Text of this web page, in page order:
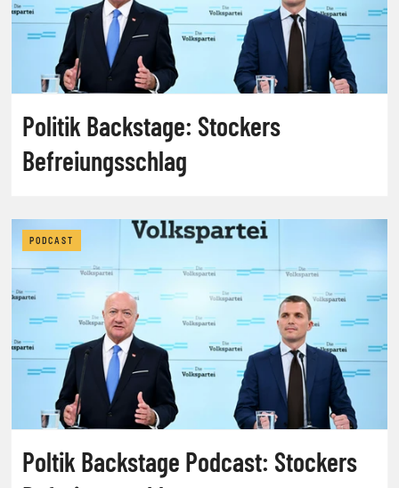
Politik Backstage: Stockers
Befreiungsschlag
PODCAST
Poltik Backstage Podcast: Stockers